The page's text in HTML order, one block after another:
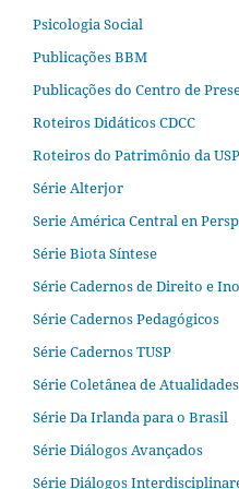
Psicologia Social
Publicações BBM
Publicações do Centro de
Roteiros Didáticos CDCC
Roteiros do Patrimônio da USP
Série Alterjor
Serie América Central en
Série Biota Síntese
Série Cadernos de Direito e
Série Cadernos Pedagógicos
Série Cadernos TUSP
Série Coletânea de
Série Da Irlanda para o Brasil
Série Diálogos Avançados
Série Diálogos